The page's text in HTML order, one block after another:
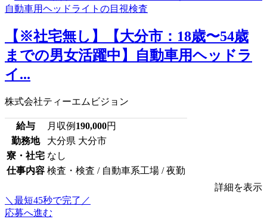
【※社宅無し】【大分市：18歳〜54歳
までの男女活躍中】自動車用ヘッドラ
イ...
株式会社ティーエムビジョン
給与 月収例 190,000円
勤務地
大分県 大分市
寮・社宅 なし
仕事内容 検査・検査 / 自動車系工場 / 夜勤
詳細を表示
＼最短45秒で完了／
応募へ進む